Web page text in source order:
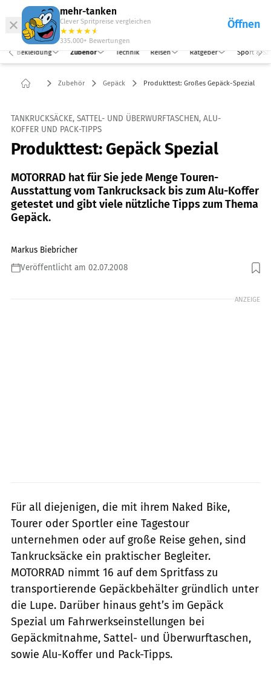
mehr-tanken
Clever Spritpreise vergleichen
★★★★★
★
335.000+ Bewertungen
Öffnen
Abo
Bekleidung Zubehör Technik Reisen Ratgeber Sport &
Zubehör Gepäck Produkttest: Großes Gepäck-Spezial
TANKRUCKSÄCKE, SATTEL- UND ÜBERWURFTASCHEN, ALU-
KOFFER UND PACK-TIPPS
Produkttest: Gepäck Spezial
MOTORRAD hat für Sie jede Menge Touren-
Ausstattung vom Tankrucksack bis zum Alu-Koffer
getestet und gibt viele nützliche Tipps zum Thema
Gepäck.
Markus Biebricher
Veröffentlicht am 02.07.2008
Foto: Hertneck
ANZEIGE
Für all diejenigen, die mit ihrem Naked Bike,
Tourer oder Sportler eine Tagestour
unternehmen oder auf große Reise gehen, sind
Tankrucksäcke ein praktischer Begleiter.
MOTORRAD nimmt 16 auf dem Spritfass zu
transportierende Gepäckbehälter gründlich unter
die Lupe. Darüber hinaus geht’s im Gepäck
Spezial um Fahrwerkseinstellungen bei
Gepäckmitnahme, Sattel- und Überwurftaschen,
sowie Alu-Koffer und Pack-Tipps.